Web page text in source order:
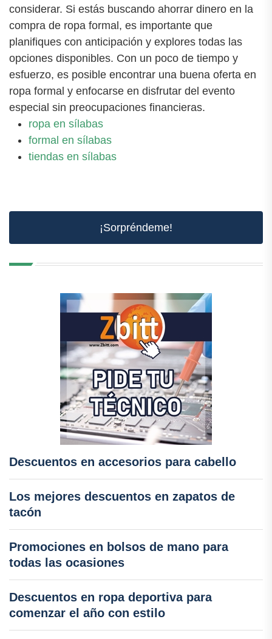
considerar. Si estás buscando ahorrar dinero en la
compra de ropa formal, es importante que
planifiques con anticipación y explores todas las
opciones disponibles. Con un poco de tiempo y
esfuerzo, es posible encontrar una buena oferta en
ropa formal y enfocarse en disfrutar del evento
especial sin preocupaciones financieras.
ropa en sílabas
formal en sílabas
tiendas en sílabas
¡Sorpréndeme!
Descuentos en accesorios para cabello
Los mejores descuentos en zapatos de
tacón
Promociones en bolsos de mano para
todas las ocasiones
Descuentos en ropa deportiva para
comenzar el año con estilo